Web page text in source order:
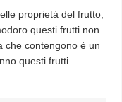
proprietà del frutto,
questi frutti non
che contengono è un
questi frutti